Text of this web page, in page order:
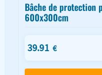
Bâche de protection
600x300cm
39.91 €